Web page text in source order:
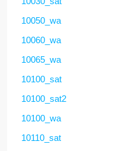
10050_wa
10060_wa
10065_wa
10100_sat
10100_sat2
10100_wa
10110_sat